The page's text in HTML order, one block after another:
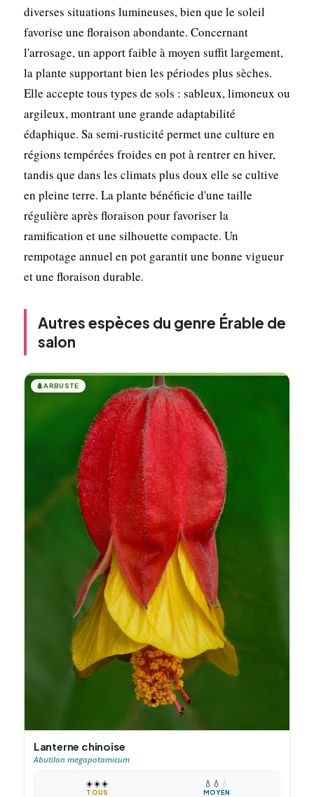
diverses situations lumineuses, bien que le soleil
favorise une floraison abondante. Concernant
l'arrosage, un apport faible à moyen suffit largement,
la plante supportant bien les périodes plus sèches.
Elle accepte tous types de sols : sableux, limoneux ou
argileux, montrant une grande adaptabilité
édaphique. Sa semi-rusticité permet une culture en
régions tempérées froides en pot à rentrer en hiver,
tandis que dans les climats plus doux elle se cultive
en pleine terre. La plante bénéficie d'une taille
régulière après floraison pour favoriser la
ramification et une silhouette compacte. Un
rempotage annuel en pot garantit une bonne vigueur
et une floraison durable.
Autres espèces du genre Érable de
salon
🌲ARBUSTE
Lanterne chinoise
Abutilon megapotamicum
☀️☀️☀️
TOUS
💧 💧 💧
MOYEN